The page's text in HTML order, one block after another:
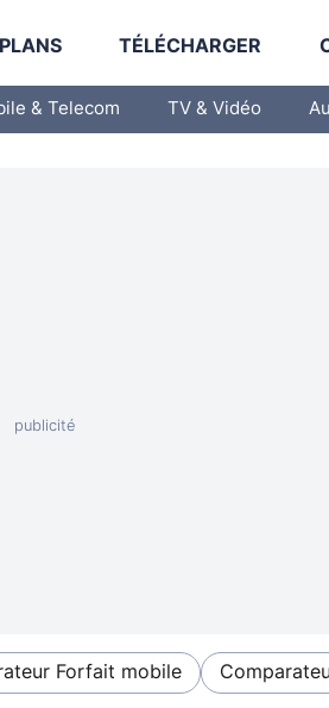
TÉLÉCHARGER
& Telecom TV & Vidéo
Forfait mobile